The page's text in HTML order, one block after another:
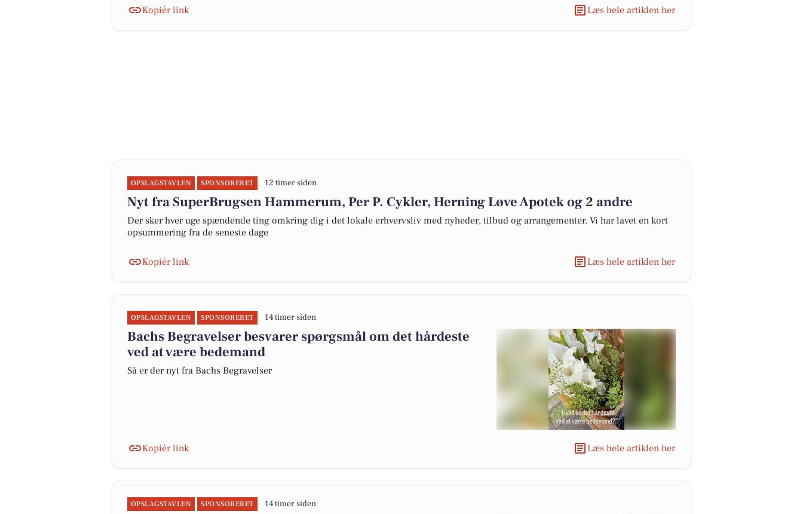
Kopiér link Læs hele artiklen her
OPSLAGSTAVLEN SPONSORERET 12 timer siden
Nyt fra SuperBrugsen Hammerum, Per P. Cykler, Herning Løve Apotek og 2 andre
Der sker hver uge spændende ting omkring dig i det lokale erhvervsliv med nyheder, tilbud og arrangementer. Vi har lavet en kort
opsummering fra de seneste dage
Kopiér link Læs hele artiklen her
OPSLAGSTAVLEN SPONSORERET 14 timer siden
Bachs Begravelser besvarer spørgsmål om det hårdeste
ved at være bedemand
Så er der nyt fra Bachs Begravelser
Kopiér link Læs hele artiklen her
OPSLAGSTAVLEN SPONSORERET 14 timer siden